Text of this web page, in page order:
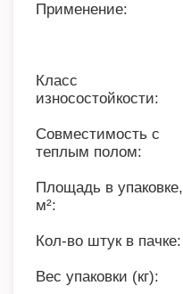
Применение:
Класс
износостойкости:
Совместимость с
теплым полом:
Площадь в упаковке,
м²:
Кол-во штук в пачке:
Вес упаковки (кг):